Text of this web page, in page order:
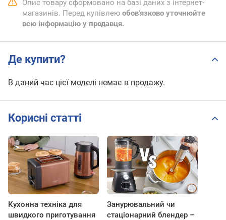
Опис товару сформовано на базі даних з інтернет-
магазинів. Перед купівлею обов'язково уточнюйте
всю інформацію у продавця.
Де купити?
В даний час цієї моделі немає в продажу.
Корисні статті
Кухонна техніка для
швидкого приготування
Занурювальний чи
стаціонарний блендер –